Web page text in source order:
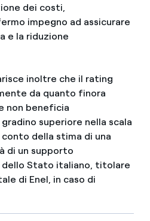
dei costi,
impegno ad assicurare
e la riduzione
inoltre che il rating
da quanto finora
non beneficia
superiore nella scala
della stima di una
di un supporto
Stato italiano, titolare
di Enel, in caso di